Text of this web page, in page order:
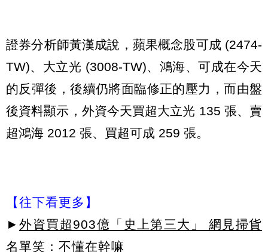
證券分析師黃漢成說，蘋果概念股可成 (2474-
TW)、大立光 (3008-TW)、鴻海、可成在今天
的反彈後，後續仍將面臨修正的壓力，而由盤
後資料顯示，外資今天買超大立光 135 張、賣
超鴻海 2012 張、買超可成 259 張。
【往下看更多】
► 外資買超903億「史上第三大」 網見掃貨
名單笑：不懂在幹嘛